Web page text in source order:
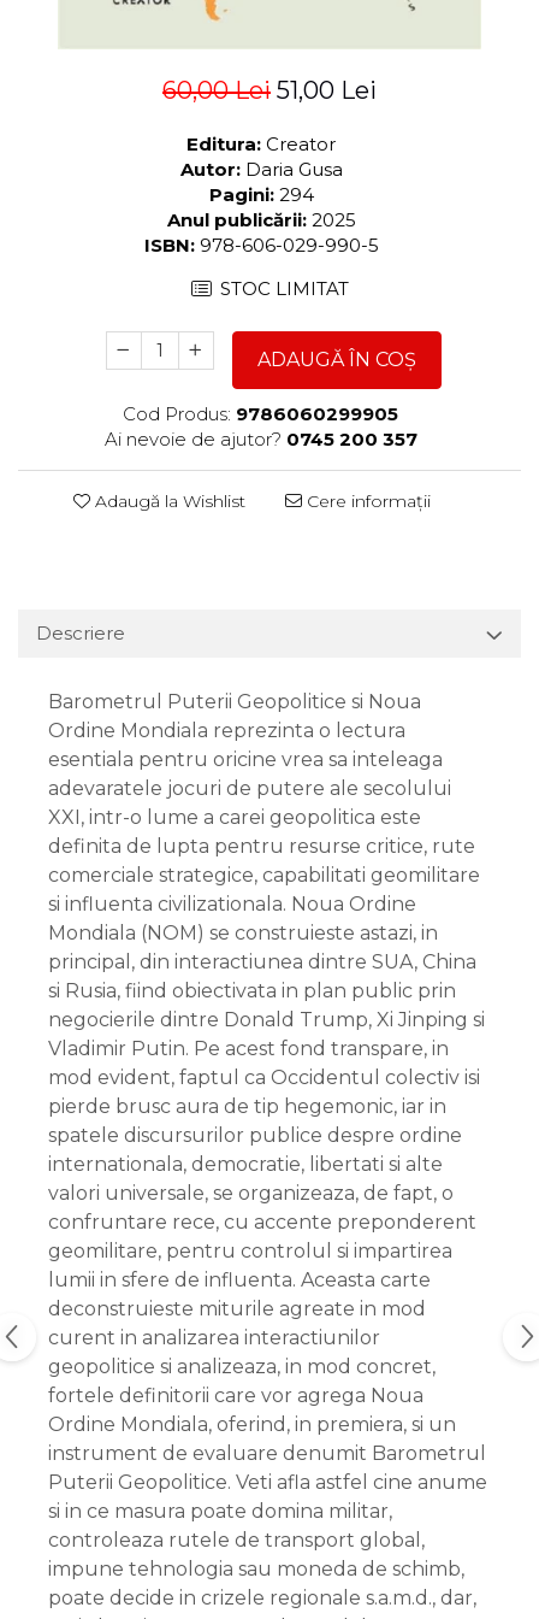
60,00 Lei 51,00 Lei
Editura: Creator
Autor: Daria Gusa
Pagini: 294
Anul publicării: 2025
ISBN: 978-606-029-990-5
STOC LIMITAT
ADAUGĂ ÎN COȘ
Cod Produs: 9786060299905
Ai nevoie de ajutor? 0745 200 357
Adaugă la Wishlist Cere informații
Descriere
Barometrul Puterii Geopolitice si Noua
Ordine Mondiala reprezinta o lectura
esentiala pentru oricine vrea sa inteleaga
adevaratele jocuri de putere ale secolului
XXI, intr-o lume a carei geopolitica este
definita de lupta pentru resurse critice, rute
comerciale strategice, capabilitati geomilitare
si influenta civilizationala. Noua Ordine
Mondiala (NOM) se construieste astazi, in
principal, din interactiunea dintre SUA, China
si Rusia, fiind obiectivata in plan public prin
negocierile dintre Donald Trump, Xi Jinping si
Vladimir Putin. Pe acest fond transpare, in
mod evident, faptul ca Occidentul colectiv isi
pierde brusc aura de tip hegemonic, iar in
spatele discursurilor publice despre ordine
internationala, democratie, libertati si alte
valori universale, se organizeaza, de fapt, o
confruntare rece, cu accente preponderent
geomilitare, pentru controlul si impartirea
lumii in sfere de influenta. Aceasta carte
deconstruieste miturile agreate in mod
curent in analizarea interactiunilor
geopolitice si analizeaza, in mod concret,
fortele definitorii care vor agrega Noua
Ordine Mondiala, oferind, in premiera, si un
instrument de evaluare denumit Barometrul
Puterii Geopolitice. Veti afla astfel cine anume
si in ce masura poate domina militar,
controleaza rutele de transport global,
impune tehnologia sau moneda de schimb,
poate decide in crizele regionale s.a.m.d., dar,